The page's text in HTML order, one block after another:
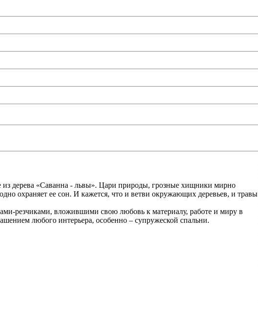
из дерева «Саванна - львы». Цари природы, грозные хищники мирно
охраняет ее сон. И кажется, что и ветви окружающих деревьев, и травы
резчиками, вложившими свою любовь к материалу, работе и миру в
любого интерьера, особенно – супружеской спальни.